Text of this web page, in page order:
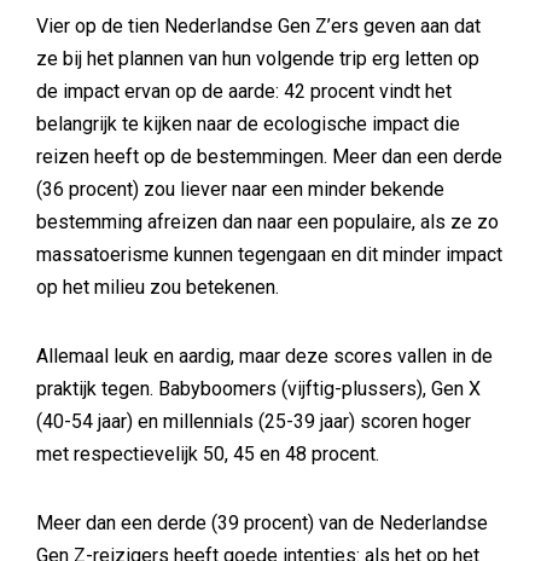
Vier op de tien Nederlandse Gen Z’ers geven aan dat
ze bij het plannen van hun volgende trip erg letten op
de impact ervan op de aarde: 42 procent vindt het
belangrijk te kijken naar de ecologische impact die
reizen heeft op de bestemmingen. Meer dan een derde
(36 procent) zou liever naar een minder bekende
bestemming afreizen dan naar een populaire, als ze zo
massatoerisme kunnen tegengaan en dit minder impact
op het milieu zou betekenen.
Allemaal leuk en aardig, maar deze scores vallen in de
praktijk tegen. Babyboomers (vijftig-plussers), Gen X
(40-54 jaar) en millennials (25-39 jaar) scoren hoger
met respectievelijk 50, 45 en 48 procent.
Meer dan een derde (39 procent) van de Nederlandse
Gen Z-reizigers heeft goede intenties: als het op het